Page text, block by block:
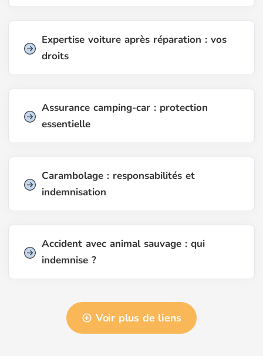
Expertise voiture après réparation : vos
droits
Assurance camping-car : protection
essentielle
Carambolage : responsabilités et
indemnisation
Accident avec animal sauvage : qui
indemnise ?
Voir plus de liens